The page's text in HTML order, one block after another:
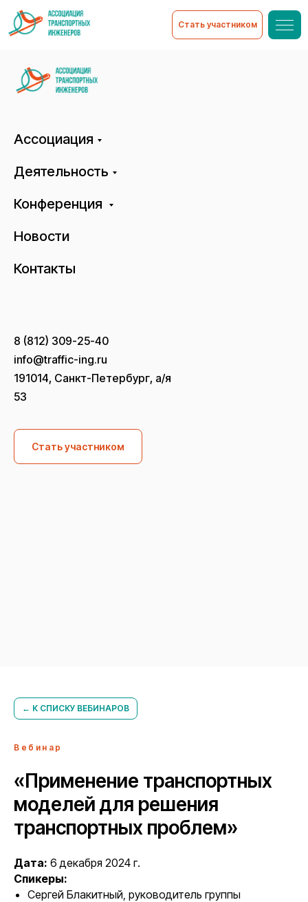
Стать участником
Ассоциация
Деятельность
Стать участником
Конференция
Новости
Контакты
8 (812) 309-25-40
info@traffic-ing.ru
191014, Санкт-Петербург, а/я
53
← К СПИСКУ ВЕБИНАРОВ
Вебинар
«Применение транспортных
моделей для решения
транспортных проблем»
Дата: 6 декабря 2024 г.
Спикеры:
Сергей Блакитный, руководитель группы